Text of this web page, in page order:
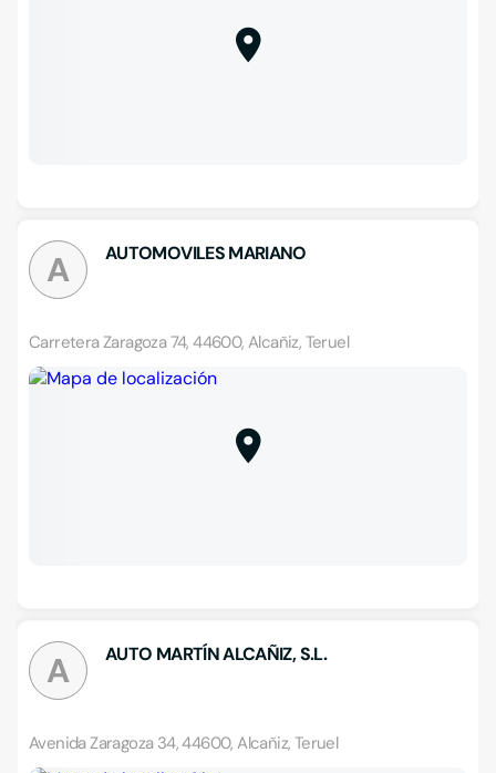
A AUTOMOVILES MARIANO
Carretera Zaragoza 74, 44600, Alcañiz, Teruel
A AUTO MARTÍN ALCAÑIZ, S.L.
Avenida Zaragoza 34, 44600, Alcañiz, Teruel